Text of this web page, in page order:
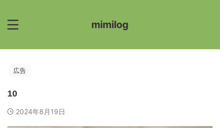
mimilog
広告
10
2024年8月19日